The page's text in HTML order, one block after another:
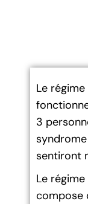
Le
3
sentiront
Le
compose